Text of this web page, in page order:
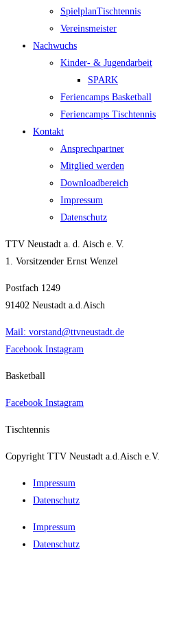
Spiel­plan­Tisch­ten­nis
Ver­eins­meis­ter
Nach­wuchs
Kin­­der- & Jugendarbeit
SPARK
Feri­en­camps Basketball
Feri­en­camps Tischtennis
Kon­takt
Ansprech­part­ner
Mit­glied werden
Down­load­be­reich
Impres­sum
Daten­schutz
TTV Neustadt a. d. Aisch e. V.
1. Vorsitzender Ernst Wenzel
Postfach 1249
91402 Neustadt a.d.Aisch
Mail: vorstand@ttvneustadt.de
Facebook Instagram
Basketball
Facebook Instagram
Tischtennis
Copyright TTV Neustadt a.d.Aisch e.V.
Impres­sum
Daten­schutz
Impres­sum
Daten­schutz